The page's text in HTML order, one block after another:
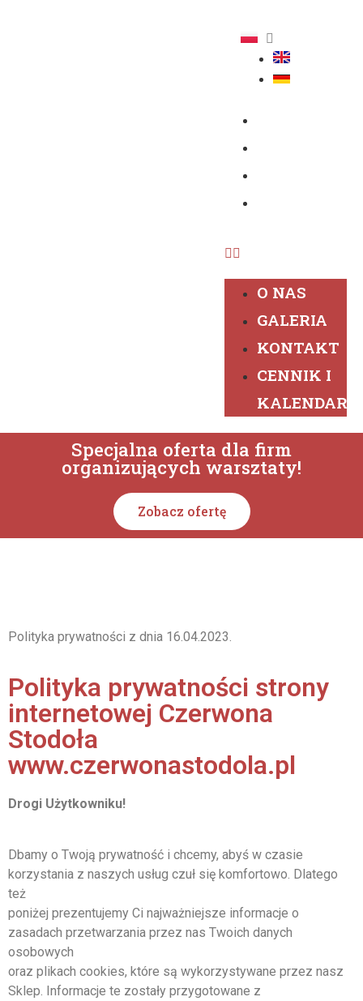
O NAS
GALERIA
KONTAKT
CENNIK I
KALENDARZ
Specjalna oferta dla firm
organizujących warsztaty!
Zobacz ofertę
Polityka prywatności z dnia 16.04.2023.
Polityka prywatności strony
internetowej Czerwona
Stodoła
www.czerwonastodola.pl
Drogi Użytkowniku!
Dbamy o Twoją prywatność i chcemy, abyś w czasie
korzystania z naszych usług czuł się komfortowo. Dlatego
też
poniżej prezentujemy Ci najważniejsze informacje o
zasadach przetwarzania przez nas Twoich danych
osobowych
oraz plikach cookies, które są wykorzystywane przez nasz
Sklep. Informacje te zostały przygotowane z